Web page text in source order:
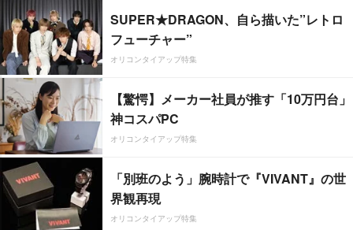
SUPER★DRAGON、自ら描いた”レトロ
フューチャー”
オリコンタイアップ特集
【驚愕】メーカー社員が推す「10万円台」
神コスパPC
オリコンタイアップ特集
「別班のよう」腕時計で『VIVANT』の世
界観再現
オリコンタイアップ特集